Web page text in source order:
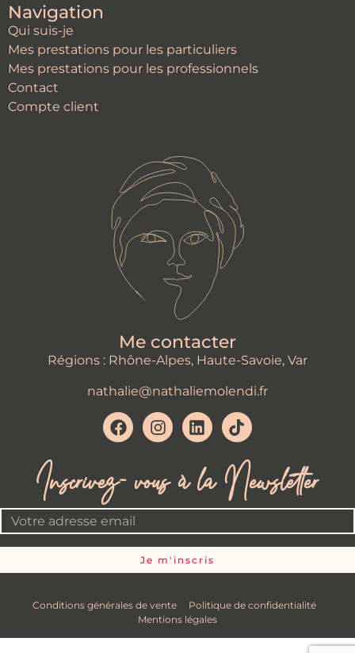
Navigation
Qui suis-je
Mes prestations pour les particuliers
Mes prestations pour les professionnels
Contact
Compte client
Me contacter
Régions : Rhône-Alpes, Haute-Savoie, Var
nathalie@nathaliemolendi.fr
Inscrivez- vous à la Newsletter
Je m'inscris
Conditions générales de vente Politique de confidentialité
Mentions légales